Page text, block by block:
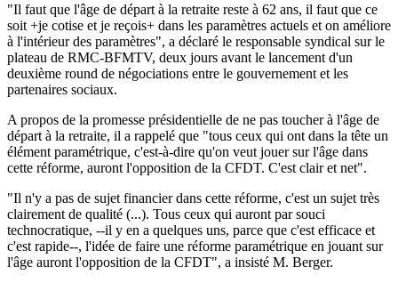
"Il faut que l'âge de départ à la retraite reste à 62 ans, il faut que ce
soit +je cotise et je reçois+ dans les paramètres actuels et on améliore
à l'intérieur des paramètres", a déclaré le responsable syndical sur le
plateau de RMC-BFMTV, deux jours avant le lancement d'un
deuxième round de négociations entre le gouvernement et les
partenaires sociaux.
A propos de la promesse présidentielle de ne pas toucher à l'âge de
départ à la retraite, il a rappelé que "tous ceux qui ont dans la tête un
élément paramétrique, c'est-à-dire qu'on veut jouer sur l'âge dans
cette réforme, auront l'opposition de la CFDT. C'est clair et net".
"Il n'y a pas de sujet financier dans cette réforme, c'est un sujet très
clairement de qualité (...). Tous ceux qui auront par souci
technocratique, --il y en a quelques uns, parce que c'est efficace et
c'est rapide--, l'idée de faire une réforme paramétrique en jouant sur
l'âge auront l'opposition de la CFDT", a insisté M. Berger.